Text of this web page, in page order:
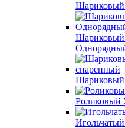
Шариковый
Шариковый
Роликовый